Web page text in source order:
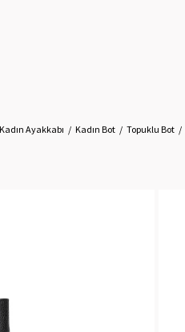
Kadın Ayakkabı Kadın Bot Topuklu Bot